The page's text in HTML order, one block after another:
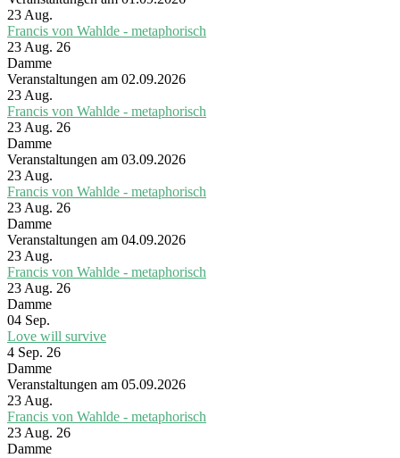
23 Aug.
Francis von Wahlde - metaphorisch
23 Aug. 26
Damme
Veranstaltungen am 02.09.2026
23 Aug.
Francis von Wahlde - metaphorisch
23 Aug. 26
Damme
Veranstaltungen am 03.09.2026
23 Aug.
Francis von Wahlde - metaphorisch
23 Aug. 26
Damme
Veranstaltungen am 04.09.2026
23 Aug.
Francis von Wahlde - metaphorisch
23 Aug. 26
Damme
04 Sep.
Love will survive
4 Sep. 26
Damme
Veranstaltungen am 05.09.2026
23 Aug.
Francis von Wahlde - metaphorisch
23 Aug. 26
Damme